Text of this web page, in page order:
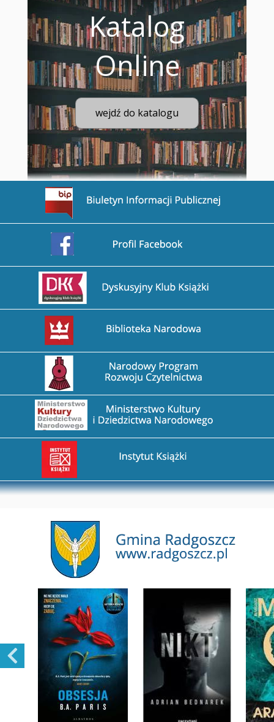
Katalog
Online
wejdź do katalogu
Przejdź na stronę BIP
Przejdź na stronę Facebook
Przejdź na stronę DDK
Przejdź na stronę Biblioteka Narodowa
Przejdź na stronę Narodowy Program Rozwoju
Przejdź na stronę Ministerstwo Kultury i Dziedzictwa
Przejdź na stronę Instytut Książki